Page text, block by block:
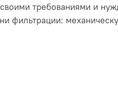
своими требованиями и
фильтрации: